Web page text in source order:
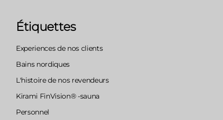
Étiquettes
Experiences de nos clients
Bains nordiques
L'histoire de nos revendeurs
Kirami FinVision® -sauna
Personnel